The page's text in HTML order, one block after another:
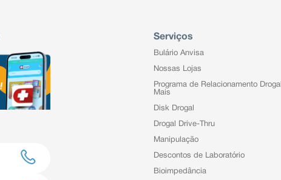
Serviços
Bulário Anvisa
Nossas Lojas
Programa de Relacionamento Drogal
Mais
Disk Drogal
Drogal Drive-Thru
Manipulação
Descontos de Laboratório
Bioimpedância